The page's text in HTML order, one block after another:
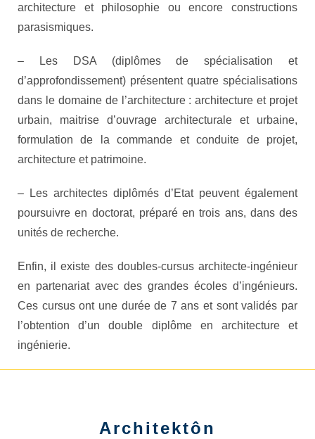
architecture et philosophie ou encore constructions
parasismiques.
– Les DSA (diplômes de spécialisation et
d’approfondissement) présentent quatre spécialisations
dans le domaine de l’architecture : architecture et projet
urbain, maitrise d’ouvrage architecturale et urbaine,
formulation de la commande et conduite de projet,
architecture et patrimoine.
– Les architectes diplômés d’Etat peuvent également
poursuivre en doctorat, préparé en trois ans, dans des
unités de recherche.
Enfin, il existe des doubles-cursus architecte-ingénieur
en partenariat avec des grandes écoles d’ingénieurs.
Ces cursus ont une durée de 7 ans et sont validés par
l’obtention d’un double diplôme en architecture et
ingénierie.
Architektôn